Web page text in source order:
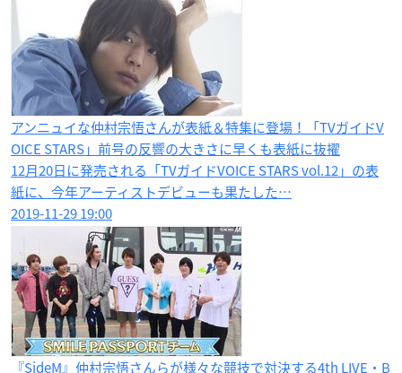
アンニュイな仲村宗悟さんが表紙＆特集に登場！「TVガイドV
OICE STARS」前号の反響の大きさに早くも表紙に抜擢
12月20日に発売される「TVガイドVOICE STARS vol.12」の表
紙に、今年アーティストデビューも果たした…
2019-11-29 19:00
『SideM』仲村宗悟さんらが様々な競技で対決する4th LIVE・B